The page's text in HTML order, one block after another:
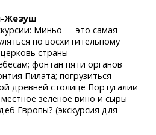
Жезуш
Миньо — это самая
по восхитительному
страны
фонтан пяти органов
Пилата; погрузиться
древней столице Португалии
зеленое вино и сыры
Европы? (экскурсия для